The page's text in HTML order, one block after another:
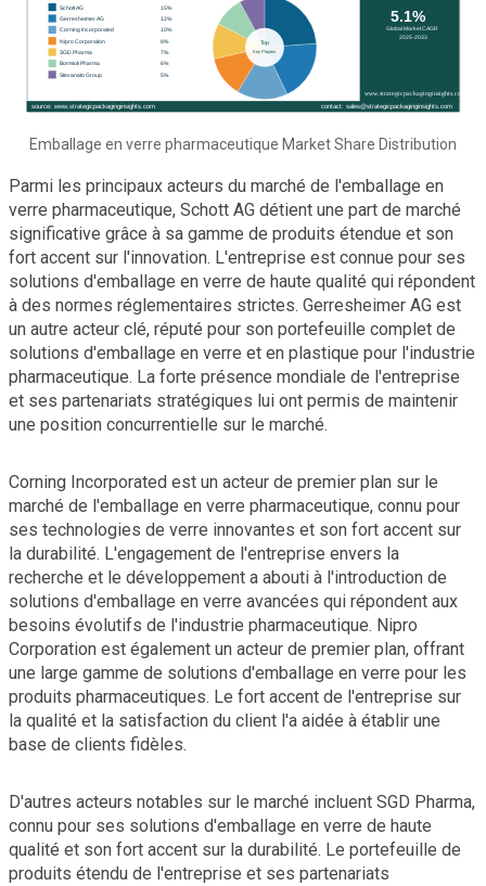
Emballage en verre pharmaceutique Market Share Distribution
Parmi les principaux acteurs du marché de l'emballage en
verre pharmaceutique, Schott AG détient une part de marché
significative grâce à sa gamme de produits étendue et son
fort accent sur l'innovation. L'entreprise est connue pour ses
solutions d'emballage en verre de haute qualité qui répondent
à des normes réglementaires strictes. Gerresheimer AG est
un autre acteur clé, réputé pour son portefeuille complet de
solutions d'emballage en verre et en plastique pour l'industrie
pharmaceutique. La forte présence mondiale de l'entreprise
et ses partenariats stratégiques lui ont permis de maintenir
une position concurrentielle sur le marché.
Corning Incorporated est un acteur de premier plan sur le
marché de l'emballage en verre pharmaceutique, connu pour
ses technologies de verre innovantes et son fort accent sur
la durabilité. L'engagement de l'entreprise envers la
recherche et le développement a abouti à l'introduction de
solutions d'emballage en verre avancées qui répondent aux
besoins évolutifs de l'industrie pharmaceutique. Nipro
Corporation est également un acteur de premier plan, offrant
une large gamme de solutions d'emballage en verre pour les
produits pharmaceutiques. Le fort accent de l'entreprise sur
la qualité et la satisfaction du client l'a aidée à établir une
base de clients fidèles.
D'autres acteurs notables sur le marché incluent SGD Pharma,
connu pour ses solutions d'emballage en verre de haute
qualité et son fort accent sur la durabilité. Le portefeuille de
produits étendu de l'entreprise et ses partenariats